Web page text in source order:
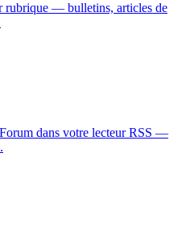
rubrique — bulletins, articles de
dans votre lecteur RSS —